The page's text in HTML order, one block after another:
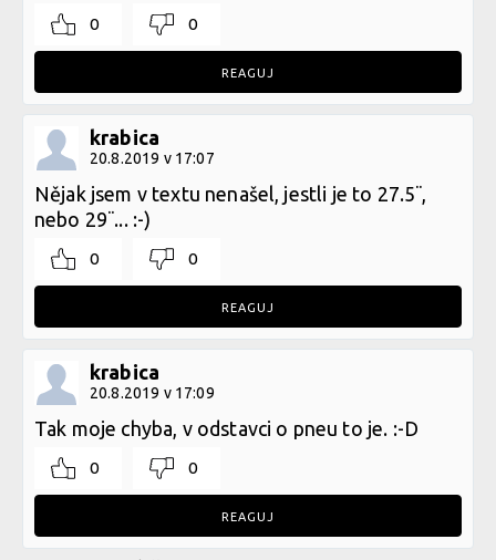
0 0
REAGUJ
krabica
20.8.2019 v 17:07
Nějak jsem v textu nenašel, jestli je to 27.5¨,
nebo 29¨... :-)
0 0
REAGUJ
krabica
20.8.2019 v 17:09
Tak moje chyba, v odstavci o pneu to je. :-D
0 0
REAGUJ